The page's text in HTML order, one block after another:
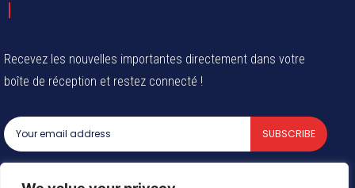
Recevez les nouvelles importantes directement dans votre
boîte de réception et restez connecté !
SUBSCRIBE